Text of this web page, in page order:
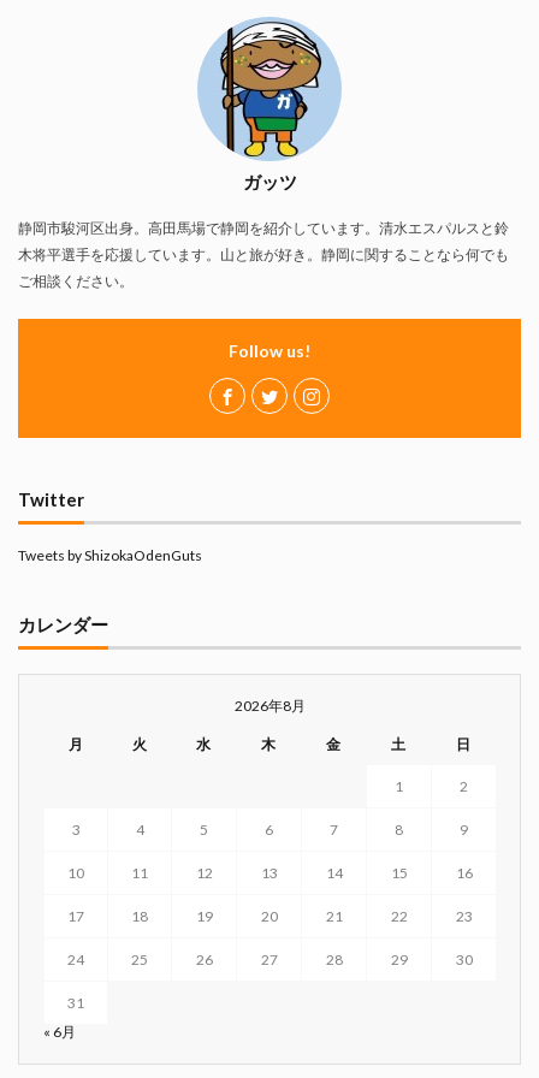
ガッツ
静岡市駿河区出身。高田馬場で静岡を紹介しています。清水エスパルスと鈴
木将平選手を応援しています。山と旅が好き。静岡に関することなら何でも
ご相談ください。
Follow us!
Twitter
Tweets by ShizokaOdenGuts
カレンダー
2026年8月
月 火 水 木 金 土 日
1 2
3 4 5 6 7 8 9
10 11 12 13 14 15 16
17 18 19 20 21 22 23
24 25 26 27 28 29 30
31
« 6月